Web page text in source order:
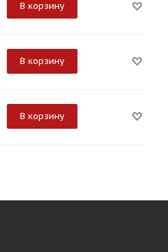
В корзину
В корзину
В корзину